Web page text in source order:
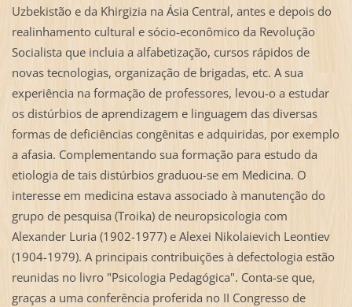
Uzbekistão e da Khirgizia na Ásia Central, antes e depois do
realinhamento cultural e sócio-econômico da Revolução
Socialista que incluia a alfabetização, cursos rápidos de
novas tecnologias, organização de brigadas, etc. A sua
experiência na formação de professores, levou-o a estudar
os distúrbios de aprendizagem e linguagem das diversas
formas de deficiências congênitas e adquiridas, por exemplo
a afasia. Complementando sua formação para estudo da
etiologia de tais distúrbios graduou-se em Medicina. O
interesse em medicina estava associado à manutenção do
grupo de pesquisa (Troika) de neuropsicologia com
Alexander Luria (1902-1977) e Alexei Nikolaievich Leontiev
(1904-1979). A principais contribuições à defectologia estão
reunidas no livro "Psicologia Pedagógica". Conta-se que,
graças a uma conferência proferida no II Congresso de